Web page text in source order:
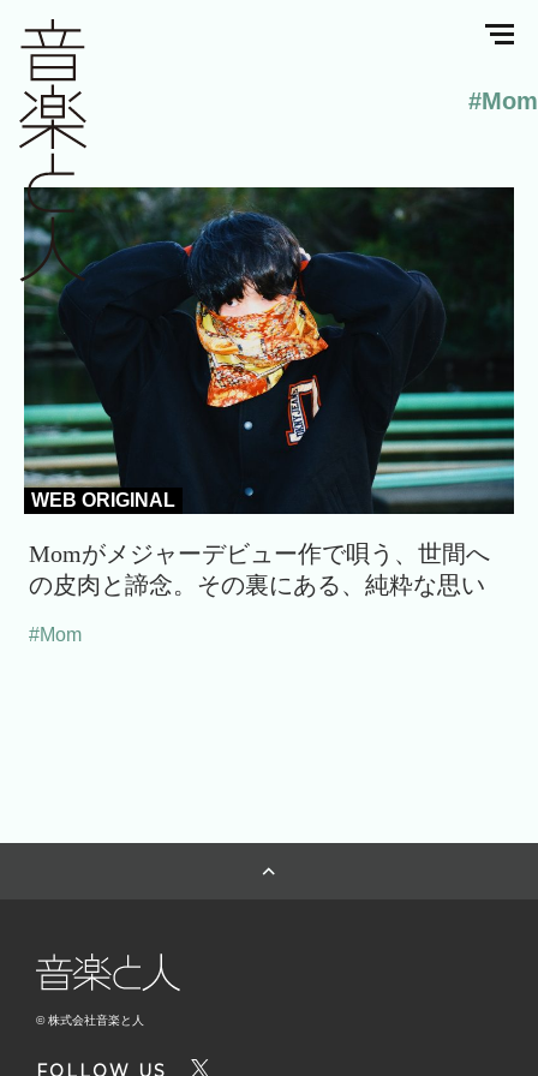
#Mom
WEB ORIGINAL
Momがメジャーデビュー作で唄う、世間へ
の皮肉と諦念。その裏にある、純粋な思い
#Mom
© 株式会社音楽と人
FOLLOW US